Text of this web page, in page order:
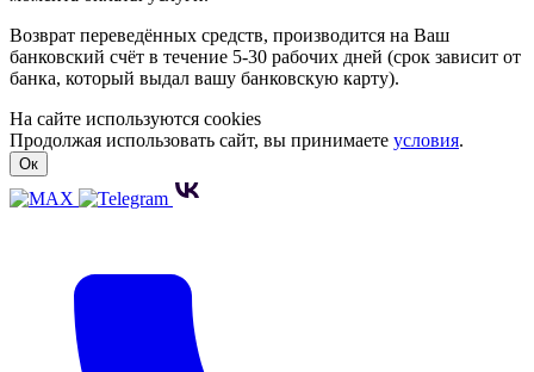
Возврат переведённых средств, производится на Ваш
банковский счёт в течение 5-30 рабочих дней (срок зависит от
банка, который выдал вашу банковскую карту).
На сайте используются cookies
Продолжая использовать сайт, вы принимаете условия.
Ок